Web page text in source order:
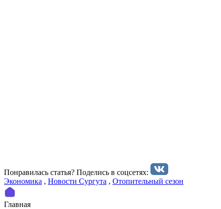
Понравилась статья? Поделиcь в соцсетях:
Экономика , Новости Сургута , Отопительный сезон
Главная